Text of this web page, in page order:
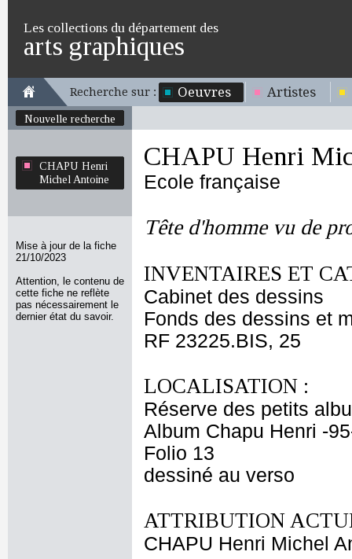
Les collections du département des
arts graphiques
Recherche sur : Oeuvres Artistes
Nouvelle recherche
CHAPU Henri
Michel Antoine
Mise à jour de la fiche
21/10/2023
Attention, le contenu de
cette fiche ne reflète
pas nécessairement le
dernier état du savoir.
CHAPU Henri
Ecole française
Tête d'homme vu de
INVENTAIRES ET
Cabinet des dessins
Fonds des dessins et
RF 23225.BIS, 25
LOCALISATION :
Réserve des petits
Album Chapu Henri -
Folio 13
dessiné au verso
ATTRIBUTION
CHAPU Henri Michel